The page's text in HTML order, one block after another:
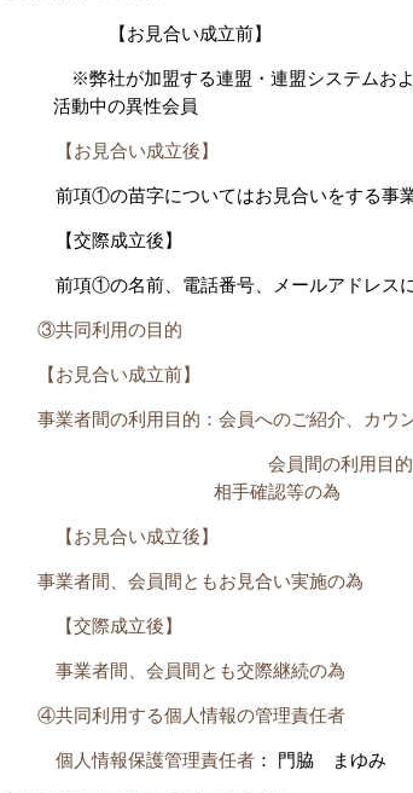
【お見合い成立前】
※弊社が加盟する連盟・連盟システムお
活動中の異性会員
【お見合い成立後】
前項①の苗字についてはお見合いをする事
【交際成立後】
前項①の名前、電話番号、メールアドレスに
③共同利用の目的
【お見合い成立前】
事業者間の利用目的：会員へのご紹介、カウ
会員間の利用目的：
相手確認等の為
【お見合い成立後】
事業者間、会員間ともお見合い実施の為
【交際成立後】
事業者間、会員間とも交際継続の為
④共同利用する個人情報の管理責任者
個人情報保護管理責任者 ： 門脇 まゆみ